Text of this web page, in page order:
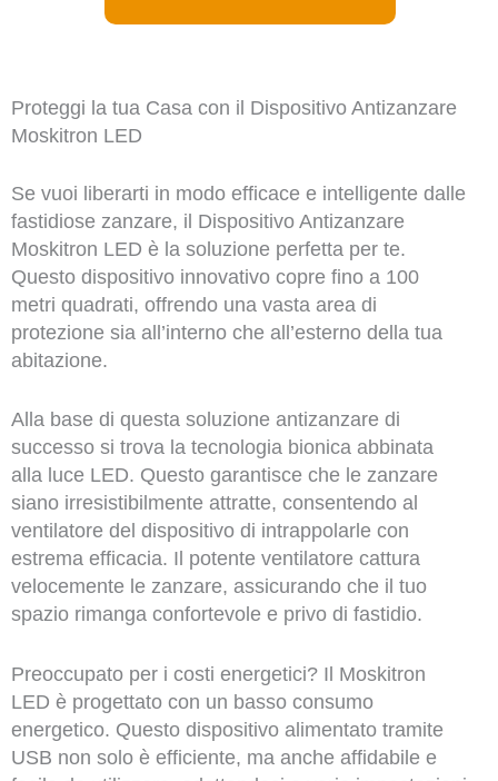
Proteggi la tua Casa con il Dispositivo Antizanzare
Moskitron LED
Se vuoi liberarti in modo efficace e intelligente dalle
fastidiose zanzare, il Dispositivo Antizanzare
Moskitron LED è la soluzione perfetta per te.
Questo dispositivo innovativo copre fino a 100
metri quadrati, offrendo una vasta area di
protezione sia all’interno che all’esterno della tua
abitazione.
Alla base di questa soluzione antizanzare di
successo si trova la tecnologia bionica abbinata
alla luce LED. Questo garantisce che le zanzare
siano irresistibilmente attratte, consentendo al
ventilatore del dispositivo di intrappolarle con
estrema efficacia. Il potente ventilatore cattura
velocemente le zanzare, assicurando che il tuo
spazio rimanga confortevole e privo di fastidio.
Preoccupato per i costi energetici? Il Moskitron
LED è progettato con un basso consumo
energetico. Questo dispositivo alimentato tramite
USB non solo è efficiente, ma anche affidabile e